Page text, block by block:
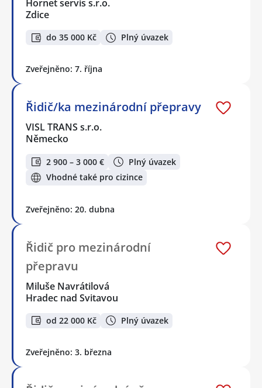
Hornet servis s.r.o.
Zdice
do 35 000 Kč Plný úvazek
Zveřejněno: 7. října
Řidič/ka mezinárodní přepravy
VISL TRANS s.r.o.
Německo
2 900 – 3 000 €
Plný úvazek
Vhodné také pro cizince
Zveřejněno: 20. dubna
Řidič pro mezinárodní
přepravu
Miluše Navrátilová
Hradec nad Svitavou
od 22 000 Kč Plný úvazek
Zveřejněno: 3. března